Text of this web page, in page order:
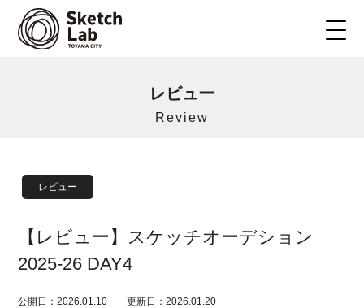
レビュー
Review
【レビュー】スケッチオーデション
2025-26 DAY4
公開日：2026.01.10 更新日：2026.01.20
レビュー